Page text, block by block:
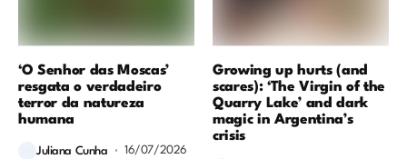
‘O Senhor das Moscas’
resgata o verdadeiro
terror da natureza
humana
Juliana Cunha 16/07/2026
Growing up hurts (and
scares): ‘The Virgin of the
Quarry Lake’ and dark
magic in Argentina’s
crisis